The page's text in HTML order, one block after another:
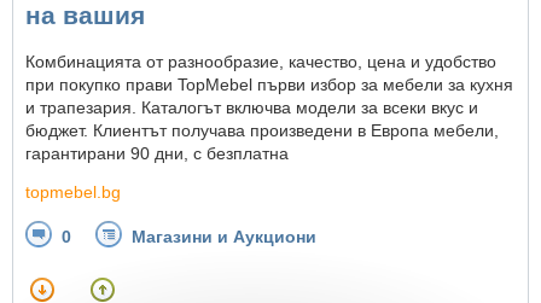
на вашия
Комбинацията от разнообразие, качество, цена и удобство
при покупко прави TopMebel първи избор за мебели за кухня
и трапезария. Каталогът включва модели за всеки вкус и
бюджет. Клиентът получава произведени в Европа мебели,
гарантирани 90 дни, с безплатна
topmebel.bg
0 Магазини и Аукциони